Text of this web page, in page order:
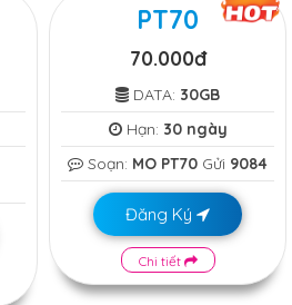
PT70
70.000đ
DATA: 30GB
Hạn: 30 ngày
Soạn: MO PT70 Gửi 9084
Đăng Ký
Chi tiết